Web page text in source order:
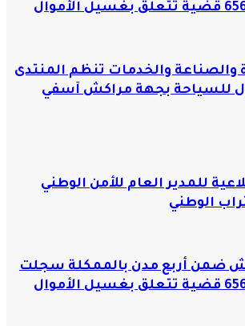
والصناعة والخدمات تنظم المنتدى
للسياحة بجهة مراكش آسفي
للمدير العام للأمن الوطني
الوطني
ضمن أربع مدن بالممكلة سجلت